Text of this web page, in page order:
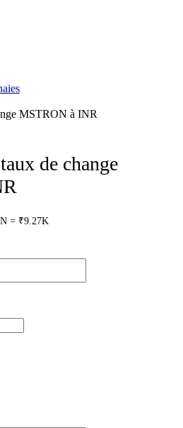
MSTRON à INR
de change
= ₹9.27K